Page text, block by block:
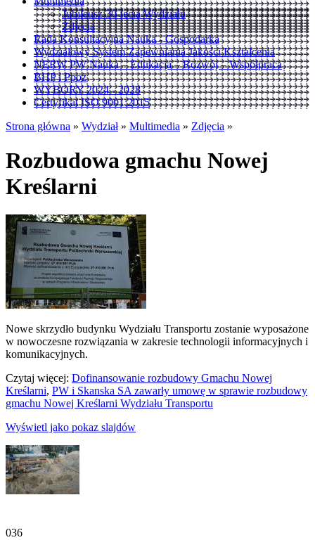
Jubileusz 30-lecia Wydziału
Zdjęcia
Rada Konsultacyjna Nauka - Gospodarka
Wydziałowy System Zapewniania Jakości Kształcenia
NERW PW Nauka – Edukacja – Rozwój – Współpraca
BHP i Ppoż
WYBORY 2024 - 2028
Certyfikat ISO 9001:2015
Strona główna » Wydział » Multimedia » Zdjęcia »
Rozbudowa gmachu Nowej
Kreślarni
Nowe skrzydło budynku Wydziału Transportu zostanie wyposażone
w nowoczesne rozwiązania w zakresie technologii informacyjnych i
komunikacyjnych.
Czytaj więcej: Dofinansowanie rozbudowy Gmachu Nowej
Kreślarni, PW i Skanska SA zawarły umowę w sprawie rozbudowy
gmachu Nowej Kreślarni Wydziału Transportu
Wyświetl jako pokaz slajdów
036